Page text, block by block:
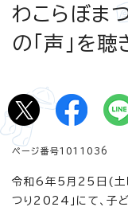
わこらぼま
の「声」を聴
ページ番号1011036
令和6年5月25日(土
つり2024」にて、子